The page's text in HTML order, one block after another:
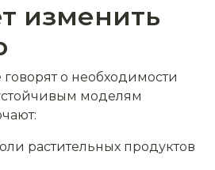
изменить
о необходимости
моделям
растительных продуктов